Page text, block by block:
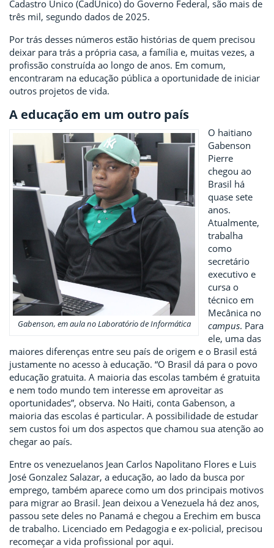
Cadastro Único (CadÚnico) do Governo Federal, são mais de
três mil, segundo dados de 2025.
Por trás desses números estão histórias de quem precisou
deixar para trás a própria casa, a família e, muitas vezes, a
profissão construída ao longo de anos. Em comum,
encontraram na educação pública a oportunidade de iniciar
outros projetos de vida.
A educação em um outro país
Gabenson, em aula no Laboratório de Informática
O haitiano
Gabenson
Pierre
chegou ao
Brasil há
quase sete
anos.
Atualmente,
trabalha
como
secretário
executivo e
cursa o
técnico em
Mecânica no
campus. Para
ele, uma das
maiores diferenças entre seu país de origem e o Brasil está
justamente no acesso à educação. “O Brasil dá para o povo
educação gratuita. A maioria das escolas também é gratuita
e nem todo mundo tem interesse em aproveitar as
oportunidades”, observa. No Haiti, conta Gabenson, a
maioria das escolas é particular. A possibilidade de estudar
sem custos foi um dos aspectos que chamou sua atenção ao
chegar ao país.
Entre os venezuelanos Jean Carlos Napolitano Flores e Luis
José Gonzalez Salazar, a educação, ao lado da busca por
emprego, também aparece como um dos principais motivos
para migrar ao Brasil. Jean deixou a Venezuela há dez anos,
passou sete deles no Panamá e chegou a Erechim em busca
de trabalho. Licenciado em Pedagogia e ex-policial, precisou
recomeçar a vida profissional por aqui.